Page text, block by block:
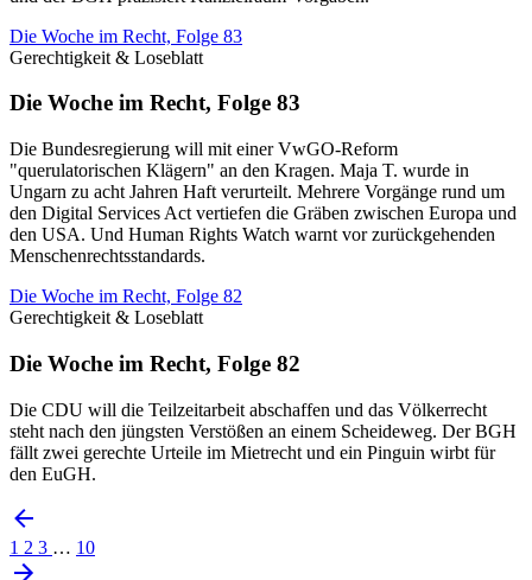
Die Woche im Recht, Folge 83
Gerechtigkeit & Loseblatt
Die Woche im Recht, Folge 83
Die Bundesregierung will mit einer VwGO-Reform
"querulatorischen Klägern" an den Kragen. Maja T. wurde in
Ungarn zu acht Jahren Haft verurteilt. Mehrere Vorgänge rund um
den Digital Services Act vertiefen die Gräben zwischen Europa und
den USA. Und Human Rights Watch warnt vor zurückgehenden
Menschenrechtsstandards.
Die Woche im Recht, Folge 82
Gerechtigkeit & Loseblatt
Die Woche im Recht, Folge 82
Die CDU will die Teilzeitarbeit abschaffen und das Völkerrecht
steht nach den jüngsten Verstößen an einem Scheideweg. Der BGH
fällt zwei gerechte Urteile im Mietrecht und ein Pinguin wirbt für
den EuGH.
1 2 3 … 10